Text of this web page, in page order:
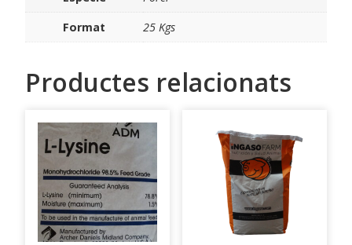
Format
25 Kgs
Productes relacionats